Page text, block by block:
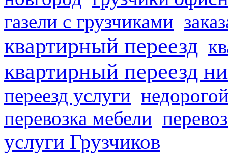
газели с грузчиками
квартирный переезд
квартирный переезд
переезд услуги
перевозка мебели
услуги Грузчиков